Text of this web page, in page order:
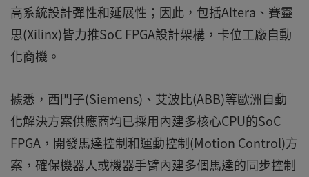
高系統設計彈性和延展性；因此，包括Altera、賽靈
思(Xilinx)皆力推SoC FPGA設計架構，卡位工廠自動
化商機。
據悉，西門子(Siemens)、艾波比(ABB)等歐洲自動
化解決方案供應商均已採用內建多核心CPU的SoC
FPGA，開發馬達控制和運動控制(Motion Control)方
案，確保機器人或機器手臂內建多個馬達的同步控制